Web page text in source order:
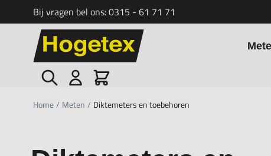
Bij vragen bel ons:0315 - 61 71 71
Ga naar de inhoud
Zoek Cart
Home/ Meten / Diktemeters en toebehoren